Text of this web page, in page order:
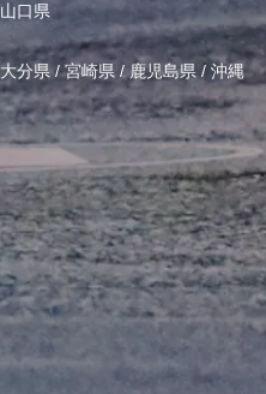
山口県
大分県/宮崎県 /鹿児島県 / 沖縄